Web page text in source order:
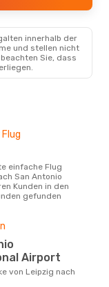
innerhalb der
und stellen nicht
Sie, dass
San Antonio
Kunden in den
gefunden
Airport